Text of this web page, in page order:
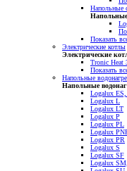
Напольные
Показать
Электрические котлы
Электрические
Tronic Heat
Показать
Напольные
Напольные
Logalux
Logalux L
Logalux LT
Logalux P
Logalux PL
Logalux
Logalux PR
Logalux S
Logalux SF
Logalux